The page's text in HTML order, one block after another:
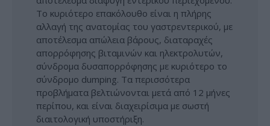
Το κυριότερο επακόλουθο είναι η πλήρης
αλλαγή της ανατομίας του γαστρεντερικού, με
αποτέλεσμα απώλεια βάρους, διαταραχές
απορρόφησης βιταμινών και ηλεκτρολυτών,
σύνδρομα δυσαπορρόφησης με κυριότερο το
σύνδρομο dumping. Τα περισσότερα
προβλήματα βελτιώνονται μετά από 12 μήνες
περίπου, και είναι διαχειρίσιμα με σωστή
διαιτολογική υποστήριξη.